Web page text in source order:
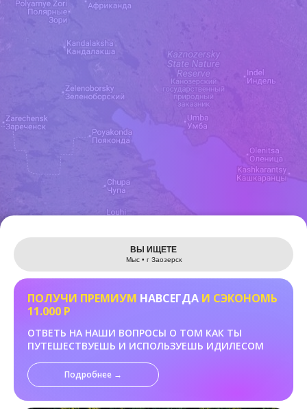
Leaflet
ВЫ ИЩЕТЕ
Мыс • г Заозерск
ПОЛУЧИ ПРЕМИУМ НАВСЕГДА И СЭКОНОМЬ
11.000 Р
ОТВЕТЬ НА НАШИ ВОПРОСЫ О ТОМ КАК ТЫ
ПУТЕШЕСТВУЕШЬ И ИСПОЛЬЗУЕШЬ ИДИЛЕСОМ
Подробнее →